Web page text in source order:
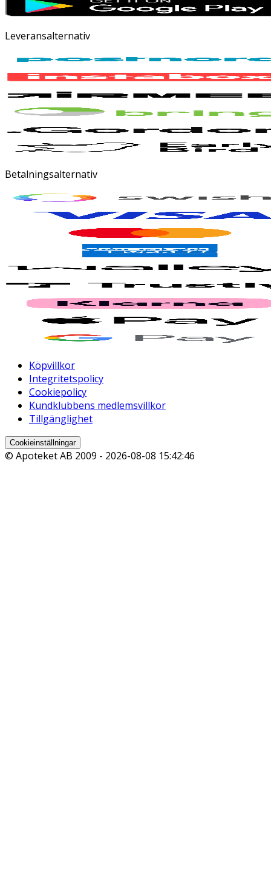
Leveransalternativ
Betalningsalternativ
Köpvillkor
Integritetspolicy
Cookiepolicy
Kundklubbens medlemsvillkor
Tillgänglighet
Cookieinställningar
© Apoteket AB 2009 - 2026-08-08 15:42:46